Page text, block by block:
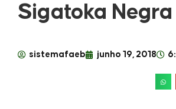
Sigatoka Negra
sistemafaeb junho 19, 2018